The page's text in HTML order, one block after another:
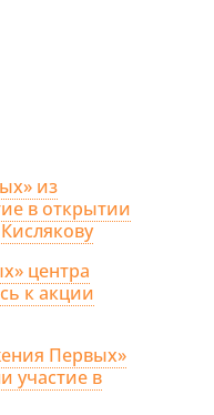
из
в открытии
центра
к акции
Первых»
участие в